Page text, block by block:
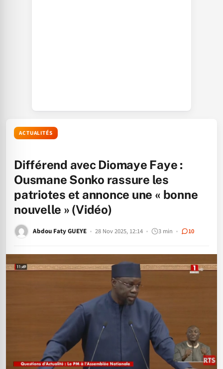
ACTUALITÉS
Différend avec Diomaye Faye :
Ousmane Sonko rassure les
patriotes et annonce une « bonne
nouvelle » (Vidéo)
Abdou Faty GUEYE 28 Nov 2025, 12:14 3 min 10